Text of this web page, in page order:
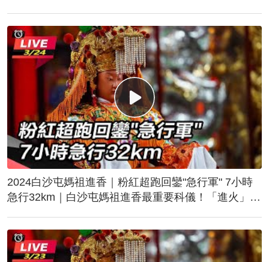
2024白沙屯媽祖進香｜粉紅超跑回鑾"急行軍" 7小時
急行32km｜白沙屯媽祖進香最重要科儀！「進火」儀